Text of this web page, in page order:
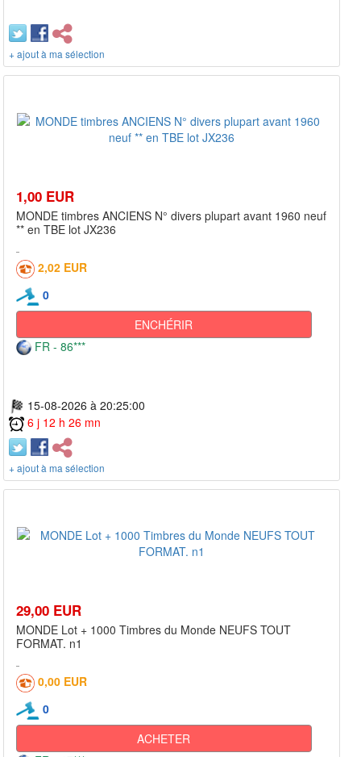
+ ajout à ma sélection
1,00 EUR
MONDE timbres ANCIENS N° divers plupart avant 1960 neuf
** en TBE lot JX236
2,02 EUR
0
ENCHÉRIR
FR - 86***
15-08-2026 à 20:25:00
6 j 12 h 26 mn
+ ajout à ma sélection
29,00 EUR
MONDE Lot + 1000 Timbres du Monde NEUFS TOUT
FORMAT. n1
0,00 EUR
0
ACHETER